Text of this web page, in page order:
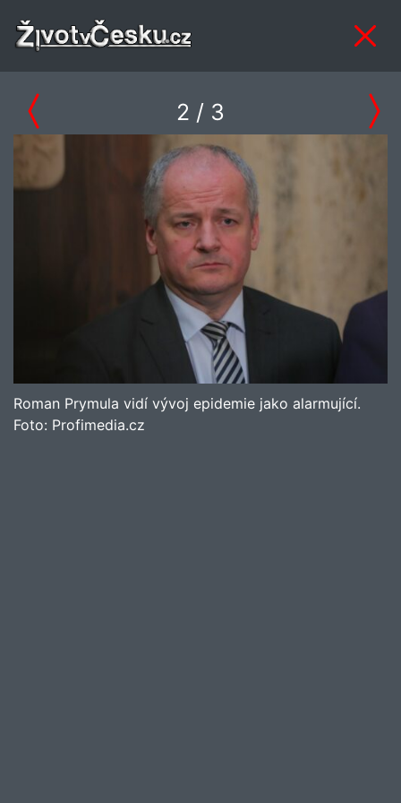
2 / 3
Roman Prymula vidí vývoj epidemie jako alarmující.
Foto: Profimedia.cz